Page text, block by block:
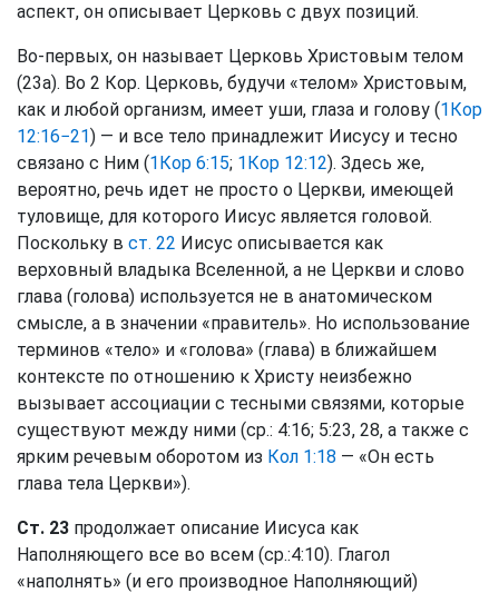
аспект, он описывает Церковь с двух позиций.
Во-первых, он называет Церковь Христовым телом
(23а). Во 2 Кор. Церковь, будучи «телом» Христовым,
как и любой организм, имеет уши, глаза и голову (1Кор
12:16−21) — и все тело принадлежит Иисусу и тесно
связано с Ним (1Кор 6:15; 1Кор 12:12). Здесь же,
вероятно, речь идет не просто о Церкви, имеющей
туловище, для которого Иисус является головой.
Поскольку в ст. 22 Иисус описывается как
верховный владыка Вселенной, а не Церкви и слово
глава (голова) используется не в анатомическом
смысле, а в значении «правитель». Но использование
терминов «тело» и «голова» (глава) в ближайшем
контексте по отношению к Христу неизбежно
вызывает ассоциации с тесными связями, которые
существуют между ними (ср.: 4:16; 5:23, 28, а также с
ярким речевым оборотом из Кол 1:18 — «Он есть
глава тела Церкви»).
Ст. 23 продолжает описание Иисуса как
Наполняющего все во всем (ср.:4:10). Глагол
«наполнять» (и его производное Наполняющий)